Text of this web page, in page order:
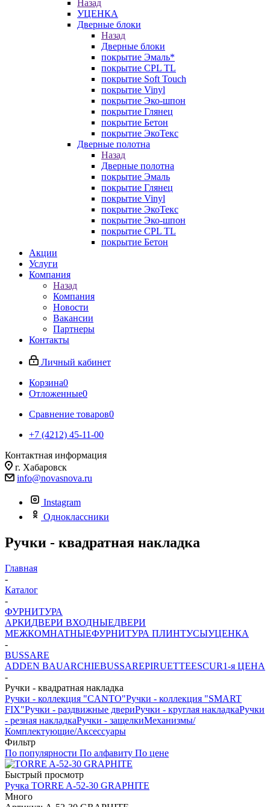
Назад
УЦЕНКА
Дверные блоки
Назад
Дверные блоки
покрытие Эмаль*
покрытие CPL TL
покрытие Soft Touch
покрытие Vinyl
покрытие Эко-шпон
покрытие Глянец
покрытие Бетон
покрытие ЭкоТекс
Дверные полотна
Назад
Дверные полотна
покрытие Эмаль
покрытие Глянец
покрытие Vinyl
покрытие ЭкоТекс
покрытие Эко-шпон
покрытие CPL TL
покрытие Бетон
Акции
Услуги
Компания
Назад
Компания
Новости
Вакансии
Партнеры
Контакты
Личный кабинет
Корзина0
Отложенные0
Сравнение товаров0
+7 (4212) 45-11-00
Контактная информация
г. Хабаровск
info@novasnova.ru
Instagram
Одноклассники
Ручки - квадратная накладка
Главная
-
Каталог
-
ФУРНИТУРА
АРКИДВЕРИ ВХОДНЫЕДВЕРИ
МЕЖКОМНАТНЫЕФУРНИТУРА ПЛИНТУСЫУЦЕНКА
-
BUSSARE
ADDEN BAUARCHIEBUSSAREPIRUETTEESCUR1-я ЦЕНА
-
Ручки - квадратная накладка
Ручки - коллекция "CANTO"Ручки - коллекция "SMART
FIX"Ручки - раздвижные двериРучки - круглая накладкаРучки
- резная накладкаРучки - защелкиМеханизмы/
Комплектующие/Аксессуары
Фильтр
По популярности По алфавиту По цене
Быстрый просмотр
Ручка TORRE A-52-30 GRAPHITE
Много